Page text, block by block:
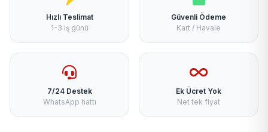
Hızlı Teslimat
1-3 iş günü
Güvenli Ödeme
Kart / Havale
7/24 Destek
WhatsApp hattı
Ek Ücret Yok
Net tek fiyat